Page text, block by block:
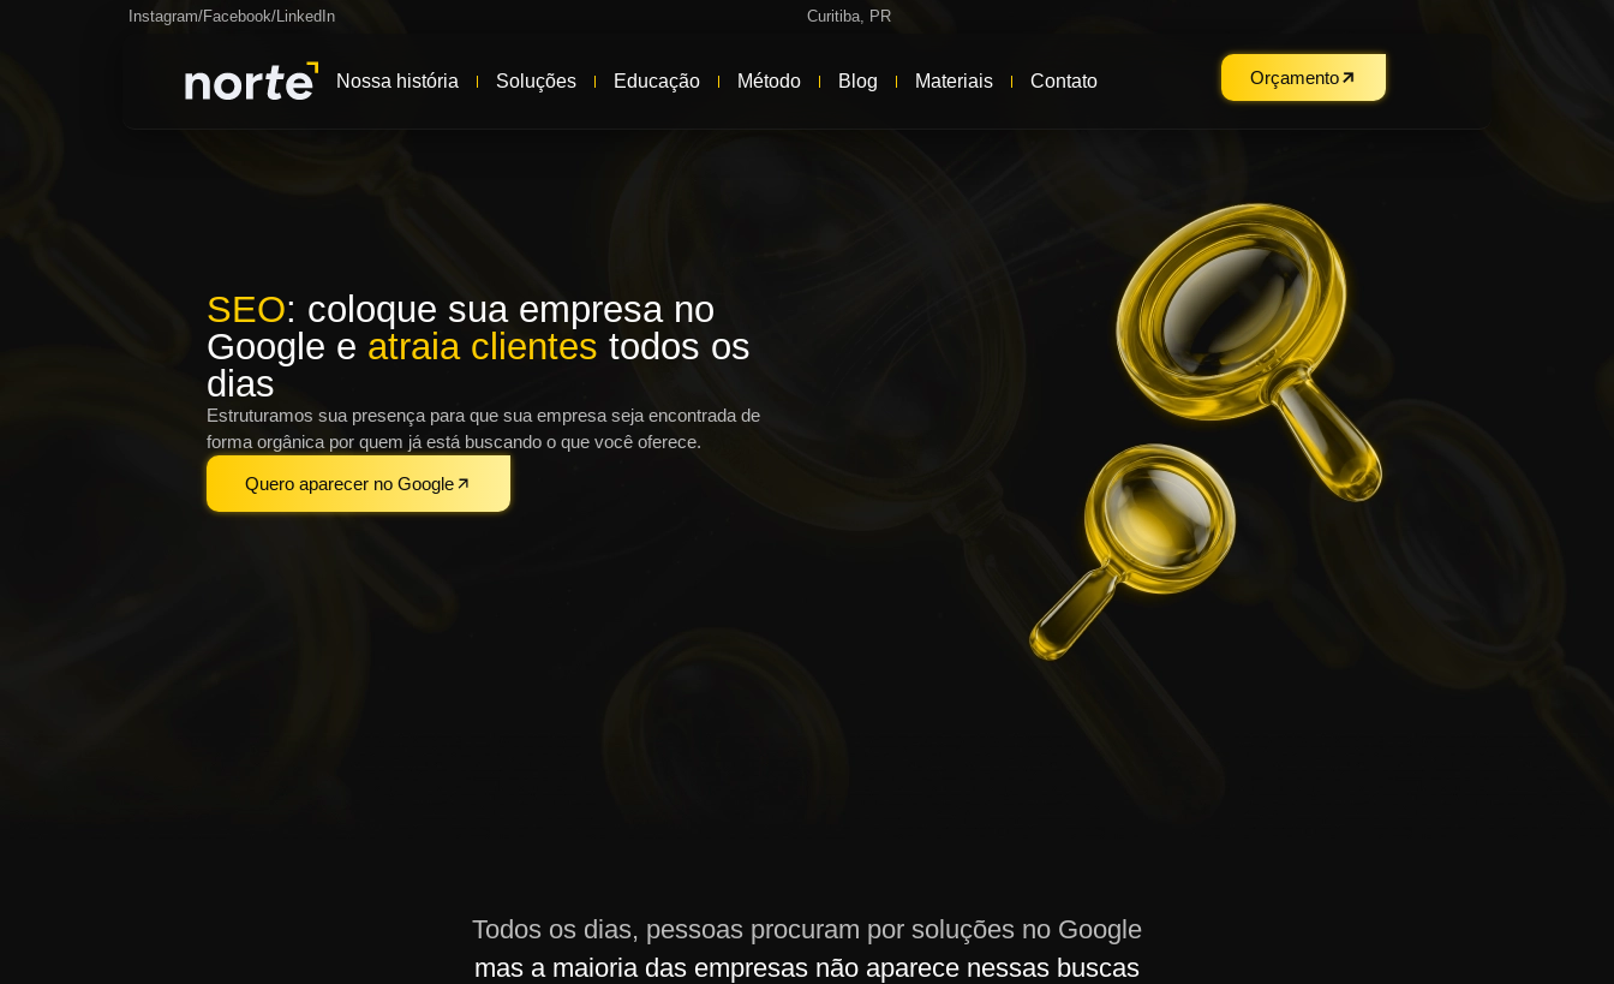
Instagram/Facebook/LinkedIn Curitiba, PR
Nossa história Soluções Educação Método Blog Materiais Contato Orçamento
SEO: coloque sua empresa no
Google e atraia clientes todos os
dias
Estruturamos sua presença para que sua empresa seja encontrada de
forma orgânica por quem já está buscando o que você oferece.
Quero aparecer no Google
Todos os dias, pessoas procuram por soluções no Google
mas a maioria das empresas não aparece nessas buscas